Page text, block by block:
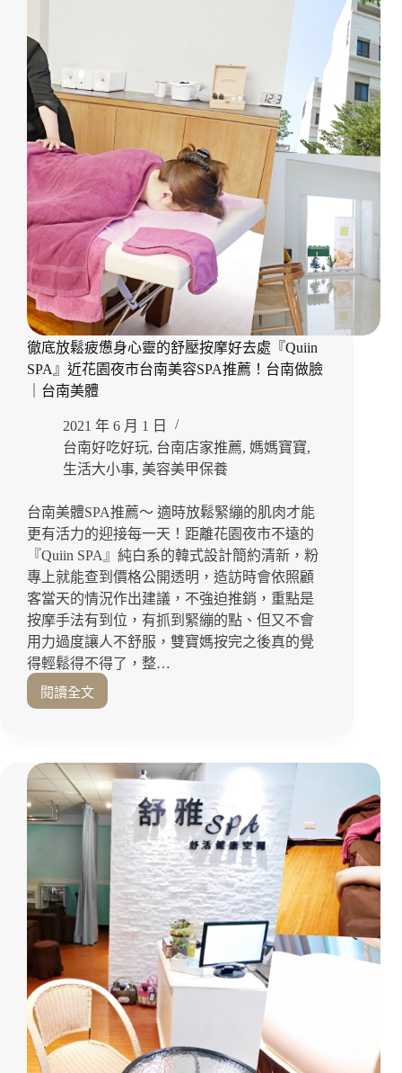
彈
潤
水
煮
蛋
肌
『Miss
Bello
貝
蘿
小
姐』
台
南
作
臉
清
粉
推
薦！
台
東
區
｜
台
南
保
養
徹底放鬆疲憊身心靈的舒壓按摩好去處『Quiin
SPA』近花園夜市台南美容SPA推薦！台南做臉
｜台南美體
2021 年 6 月 1 日
台南好吃好玩, 台南店家推薦, 媽媽寶寶,
生活大小事, 美容美甲保養
台南美體SPA推薦～ 適時放鬆緊繃的肌肉才能
更有活力的迎接每一天！距離花園夜市不遠的
『Quiin SPA』純白系的韓式設計簡約清新，粉
專上就能查到價格公開透明，造訪時會依照顧
客當天的情況作出建議，不強迫推銷，重點是
按摩手法有到位，有抓到緊繃的點、但又不會
用力過度讓人不舒服，雙寶媽按完之後真的覺
得輕鬆得不得了，整…
閱讀全文
徹
疲
憊
身
心
舒
壓
按
摩
去
處
『Quiin
SPA』